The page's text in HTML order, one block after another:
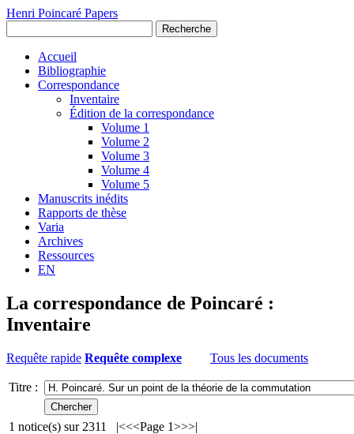
Henri Poincaré Papers
Recherche
Accueil
Bibliographie
Correspondance
Inventaire
Édition de la correspondance
Volume 1
Volume 2
Volume 3
Volume 4
Volume 5
Manuscrits inédits
Rapports de thèse
Varia
Archives
Ressources
EN
La correspondance de Poincaré :
Inventaire
Requête rapide Requête complexe Tous les documents
Titre :
1 notice(s) sur 2311 |<<<Page 1>>>|